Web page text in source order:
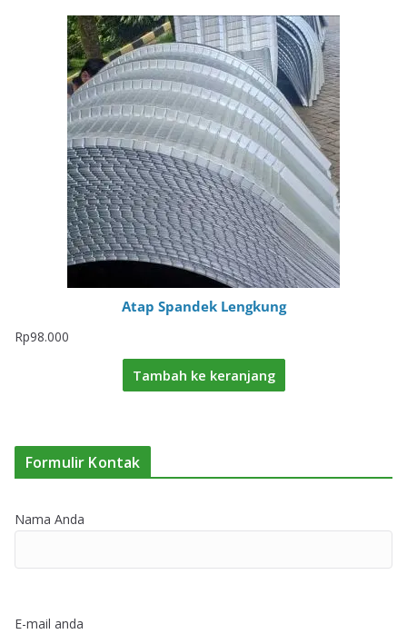
Atap Spandek Lengkung
Rp98.000
Tambah ke keranjang
Formulir Kontak
Nama Anda
E-mail anda